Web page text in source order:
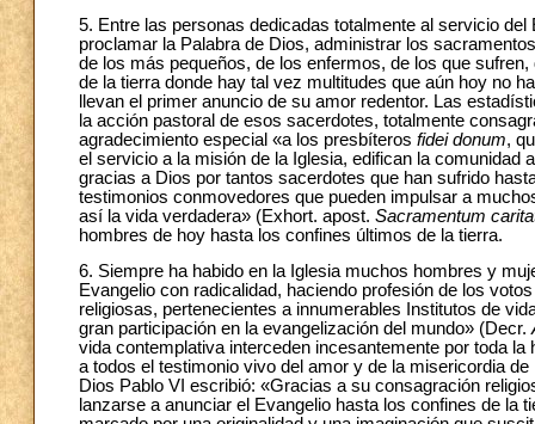
5. Entre las personas dedicadas totalmente al servicio
proclamar la Palabra de Dios, administrar los
de los más pequeños, de los enfermos, de los que
de la tierra donde hay tal vez multitudes que aún hoy no
llevan el primer anuncio de su amor redentor. Las
la acción pastoral de esos sacerdotes, totalmente
agradecimiento especial «a los presbíteros fidei donum,
el servicio a la misión de la Iglesia, edifican la comunidad
gracias a Dios por tantos sacerdotes que han sufrido
testimonios conmovedores que pueden impulsar a
así la vida verdadera» (Exhort. apost. Sacramentum
hombres de hoy hasta los confines últimos de la tierra.
6. Siempre ha habido en la Iglesia muchos hombres y
Evangelio con radicalidad, haciendo profesión de los
religiosas, pertenecientes a innumerables Institutos de
gran participación en la evangelización del mundo» (Decr.
vida contemplativa interceden incesantemente por toda
a todos el testimonio vivo del amor y de la misericordia
Dios Pablo VI escribió: «Gracias a su consagración
lanzarse a anunciar el Evangelio hasta los confines de la